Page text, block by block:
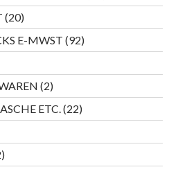
Produkte
2020
Produkte
E-MWST 9292
Produkte
22
Produkte
ETC. 2222
Produkte
12
Produkte